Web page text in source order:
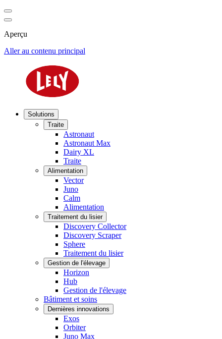
Aperçu
Aller au contenu principal
Solutions
Traite
Astronaut
Astronaut Max
Dairy XL
Traite
Alimentation
Vector
Juno
Calm
Alimentation
Traitement du lisier
Discovery Collector
Discovery Scraper
Sphere
Traitement du lisier
Gestion de l'élevage
Horizon
Hub
Gestion de l'élevage
Bâtiment et soins
Dernières innovations
Exos
Orbiter
Juno Max